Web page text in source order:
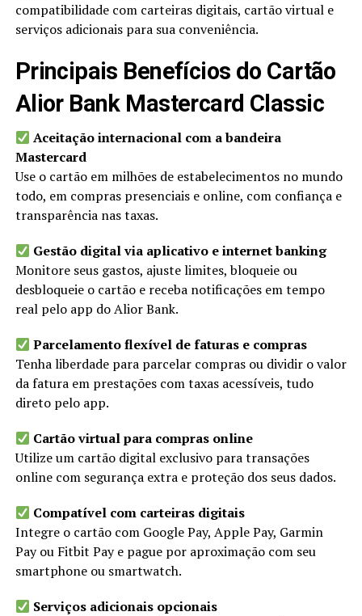
compatibilidade com carteiras digitais, cartão virtual e
serviços adicionais para sua conveniência.
Principais Benefícios do Cartão
Alior Bank Mastercard Classic
Aceitação internacional com a bandeira
Mastercard
Use o cartão em milhões de estabelecimentos no mundo
todo, em compras presenciais e online, com confiança e
transparência nas taxas.
Gestão digital via aplicativo e internet banking
Monitore seus gastos, ajuste limites, bloqueie ou
desbloqueie o cartão e receba notificações em tempo
real pelo app do Alior Bank.
Parcelamento flexível de faturas e compras
Tenha liberdade para parcelar compras ou dividir o valor
da fatura em prestações com taxas acessíveis, tudo
direto pelo app.
Cartão virtual para compras online
Utilize um cartão digital exclusivo para transações
online com segurança extra e proteção dos seus dados.
Compatível com carteiras digitais
Integre o cartão com Google Pay, Apple Pay, Garmin
Pay ou Fitbit Pay e pague por aproximação com seu
smartphone ou smartwatch.
Serviços adicionais opcionais